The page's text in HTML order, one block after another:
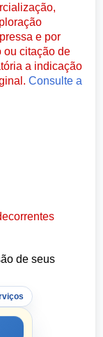
e por
ou citação de
a indicação
Consulte a
de seus